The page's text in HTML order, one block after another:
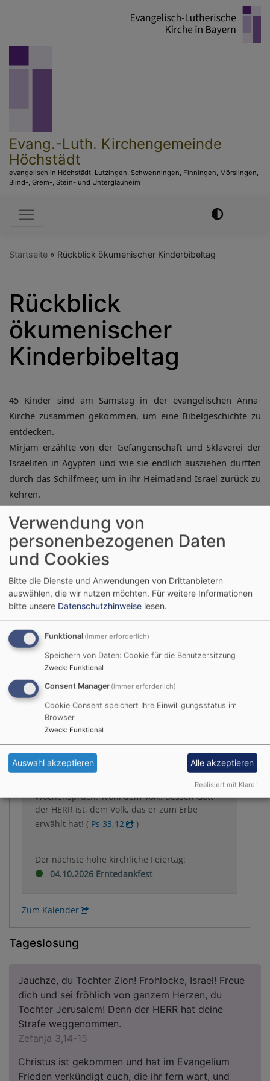
Evang.-Luth. Kirchengemeinde
Höchstädt
evangelisch in Höchstädt, Lutzingen, Schwenningen, Finningen, Mörslingen,
Blind-, Grem-, Stein- und Unterglauheim
Hauptnavigation
Startseite Rückblick ökumenischer Kinderbibeltag
Rückblick
ökumenischer
Kinderbibeltag
45 Kinder sind am Samstag in der evangelischen Anna-
Kirche zusammen gekommen, um eine Bibelgeschichte zu
entdecken.
Mirjam erzählte von der Gefangenschaft und Sklaverei der
Israeliten in Ägypten und wie sie endlich ausziehen durften
durch das Schilfmeer, um in ihr Heimatland Israel zurück zu
kehren.
In den Kleingruppen wurde sich ausgetauscht über die
eigenen Ängste und bestärkt, dass Gott auch in diesen
Situationen da ist. Und ein eigenes Musikinstrument musste
natürlich auch gebastelt werden, um so Gott loben und
Danke allen Helferinnen und Helfern für diesen tollen Tag
für die Kinder!
Fotos folgen!
Liturgischer Kalender
09.08.2026 10. Sonntag nach Trinitatis:
Israelsonntag „Kirche und Israel“
Wochenspruch: Wohl dem Volk, dessen Gott
der HERR ist, dem Volk, das er zum Erbe
erwählt hat! ( Ps 33,12 )
Der nächste hohe kirchliche Feiertag:
04.10.2026 Erntedankfest
Zum Kalender
Tageslosung
Jauchze, du Tochter Zion! Frohlocke, Israel! Freue
dich und sei fröhlich von ganzem Herzen, du
Tochter Jerusalem! Denn der HERR hat deine
Strafe weggenommen.
Zefanja 3,14-15
Christus ist gekommen und hat im Evangelium
Frieden verkündigt euch, die ihr fern wart, und
Verwendung von
personenbezogenen Daten
und Cookies
Bitte die Dienste und Anwendungen von Drittanbietern
auswählen, die wir nutzen möchten. Für weitere Informationen
bitte unsere Datenschutzhinweise lesen.
Funktional (immer erforderlich)
Speichern von Daten: Cookie für die Benutzersitzung
Zweck: Funktional
Consent Manager (immer erforderlich)
Cookie Consent speichert Ihre Einwilligungsstatus im
Browser
Zweck: Funktional
Auswahl akzeptieren Alle akzeptieren
Realisiert mit Klaro!